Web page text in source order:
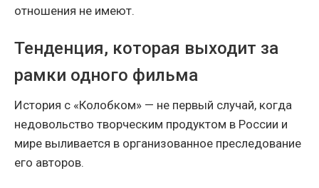
отношения не имеют.
Тенденция, которая выходит за
рамки одного фильма
История с «Колобком» — не первый случай, когда
недовольство творческим продуктом в России и
мире выливается в организованное преследование
его авторов.